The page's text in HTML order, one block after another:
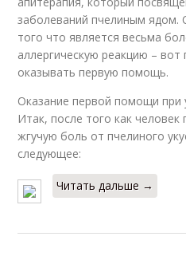
заболеваний пчелиным ядом.
того что является весьма
аллергическую реакцию –
оказывать первую помощь.
Оказание первой помощи при
Итак, после того как человек
жгучую боль от пчелиного
следующее:
Читать дальше →